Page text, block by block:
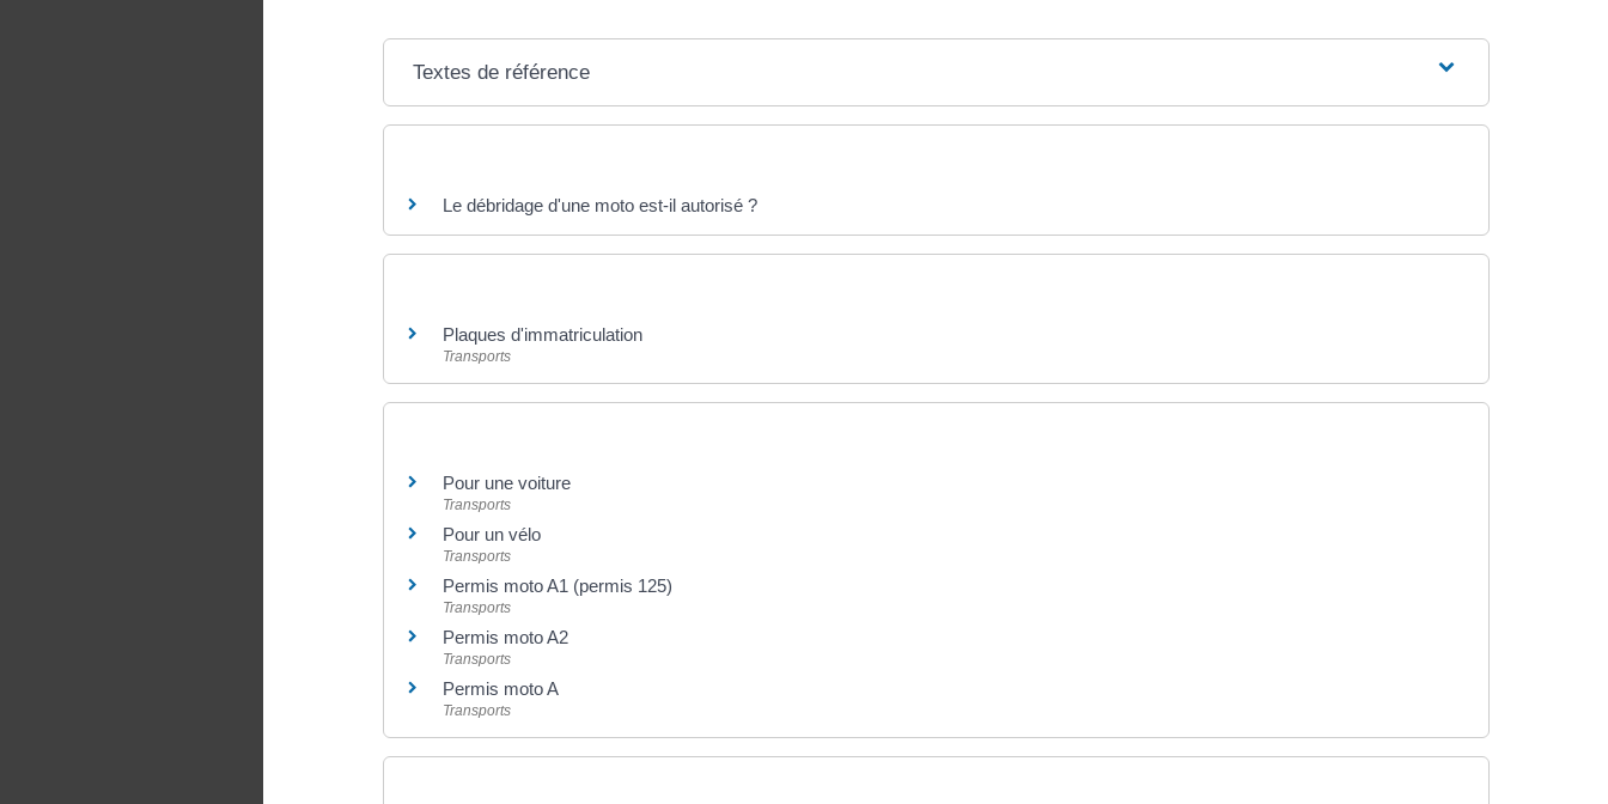
Textes de référence
Le débridage d'une moto est-il autorisé ?
Plaques d'immatriculation
Transports
Pour une voiture
Transports
Pour un vélo
Transports
Permis moto A1 (permis 125)
Transports
Permis moto A2
Transports
Permis moto A
Transports